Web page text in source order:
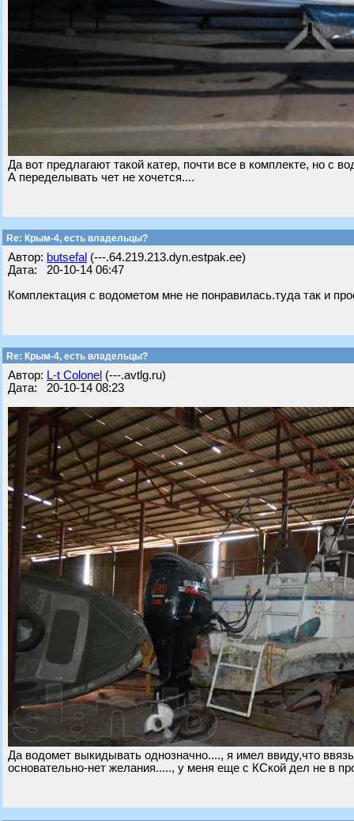
Да вот предлагают такой катер, почти все в комплекте, но с
А переделывать чет не хочется....
Re: Крым-4, есть владельцы?
Автор: butsefal (---.64.219.213.dyn.estpak.ee)
Дата: 20-10-14 06:47
Комплектация с водометом мне не понравилась.туда так и
Re: Крым-4, есть владельцы?
Автор: L-t Colonel (---.avtlg.ru)
Дата: 20-10-14 08:23
Да водомет выкидывать однозначно...., я имел ввиду,что
основательно-нет желания....., у меня еще с КСкой дел не в